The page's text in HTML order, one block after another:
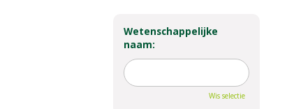
Wetenschappelijke
naam:
Wis selectie